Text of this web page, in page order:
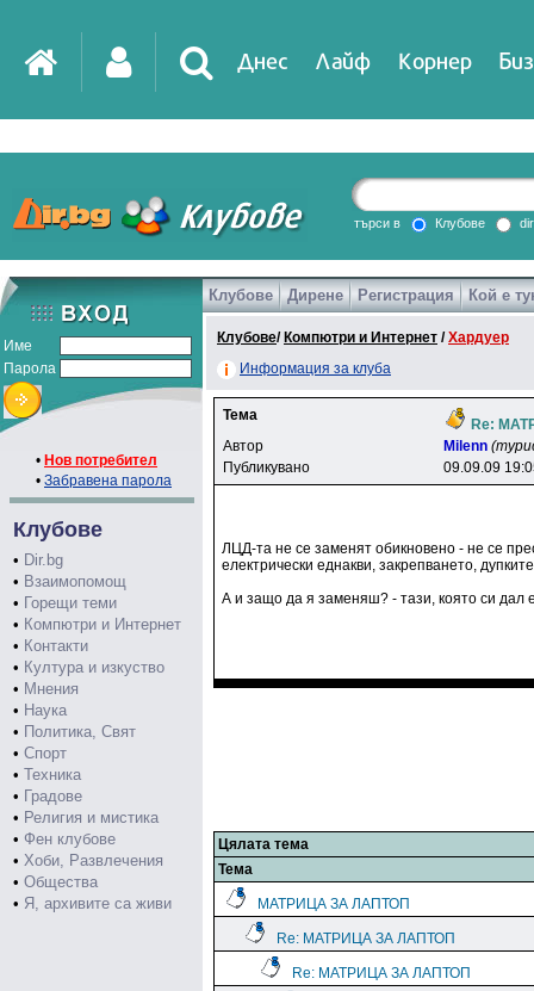
Днес Лайф Корнер
DirTV Impressio
Games
търси в Клубове
Име
Парола
• Нов потребител
• Забравена парола
Клубове
• Dir.bg
• Взаимопомощ
• Горещи теми
• Компютри и Интернет
• Контакти
• Култура и изкуство
• Мнения
• Наука
• Политика, Свят
• Спорт
• Техника
• Градове
• Религия и мистика
• Фен клубове
• Хоби, Развлечения
• Общества
• Я, архивите са живи
Клубове Дирене Регистрация Кой е
Клубове/ Компютри и Интернет /Хардуер
Информация за клуба
Тема
Re:
Автор
Milenn
Публикувано
09.09.09
ЛЦД-та не се заменят обикновено - не се
електрически еднакви, закрепването,
А и защо да я заменяш? - тази, която си дал
Цялата тема
Тема
МАТРИЦА ЗА ЛАПТОП
Re: МАТРИЦА ЗА ЛАПТОП
Re: МАТРИЦА ЗА ЛАПТОП